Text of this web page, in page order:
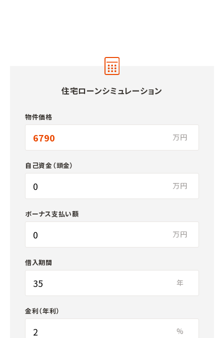
住宅ローンシミュレーション
物件価格
万円
自己資金（頭金）
万円
ボーナス支払い額
万円
借入期間
年
金利（年利）
%